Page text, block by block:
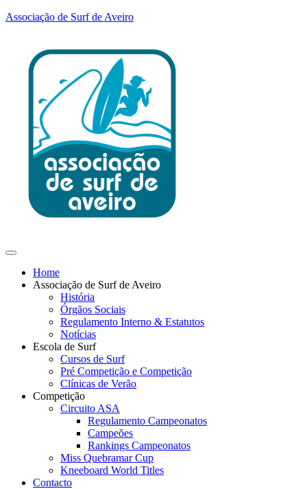
Associação de Surf de Aveiro
Home
Associação de Surf de Aveiro
História
Órgãos Sociais
Regulamento Interno & Estatutos
Notícias
Escola de Surf
Cursos de Surf
Pré Competição e Competição
Clínicas de Verão
Competição
Circuito ASA
Regulamento Campeonatos
Campeões
Rankings Campeonatos
Miss Quebramar Cup
Kneeboard World Titles
Contacto